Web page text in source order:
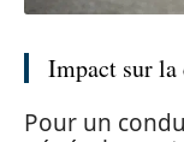
Impact sur la
Pour un